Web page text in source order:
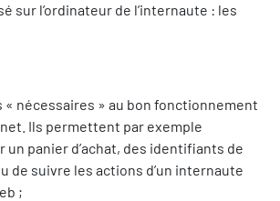
sur l’ordinateur de l’internaute : les
« nécessaires » au bon fonctionnement
Ils permettent par exemple
un panier d’achat, des identifiants de
de suivre les actions d’un internaute
;